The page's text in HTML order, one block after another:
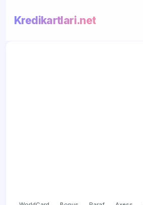
Kredikartlari.net